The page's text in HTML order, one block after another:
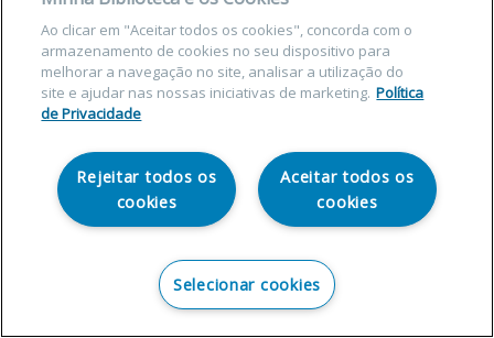
Ao clicar em "Aceitar todos os cookies", concorda com o
armazenamento de cookies no seu dispositivo para
melhorar a navegação no site, analisar a utilização do
site e ajudar nas nossas iniciativas de marketing. Política
de Privacidade
Aceitar todos os
cookies
Rejeitar todos os
cookies
Selecionar cookies